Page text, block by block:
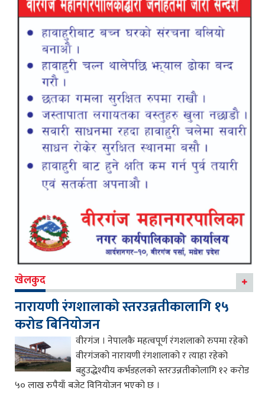
खेलकुद
नारायणी रंगशालाको स्तरउन्नतीकालागि १५
करोड बिनियोजन
वीरगंज । नेपालकै महत्वपूर्ण रंगशलाको रुपमा रहेको
वीरगंजको नारायणी रंगशालाको र त्याहा रहेको
बहुउद्धेश्यीय कर्भडहलको स्तरउन्नतीकोलागि १२ करोड
५० लाख रुपैयाँ बजेट विनियोजन भएको छ ।